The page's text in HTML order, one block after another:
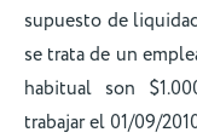
supuesto de
se trata de un
habitual son
trabajar el 01/09/